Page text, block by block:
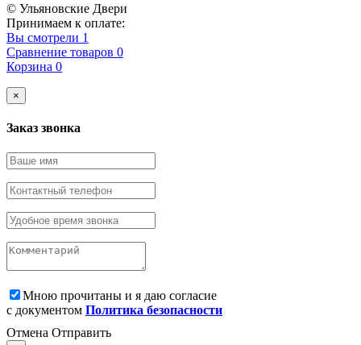
© Ульяновские Двери
Принимаем к оплате:
Вы смотрели 1
Сравнение товаров 0
Корзина 0
×
Заказ звонка
Мною прочитаны и я даю согласие
с документом Политика безопасности
Отмена Отправить